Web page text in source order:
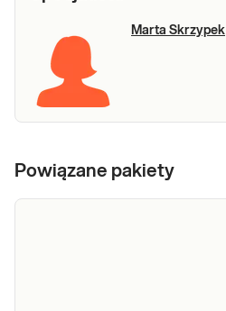
Marta Skrzypek
Powiązane pakiety